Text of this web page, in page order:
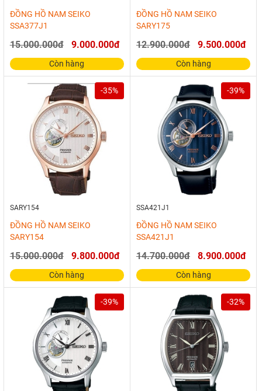
ĐỒNG HỒ NAM SEIKO
SSA377J1
15.000.000đ 9.000.000đ
Còn hàng
ĐỒNG HỒ NAM SEIKO
SARY175
12.900.000đ 9.500.000đ
Còn hàng
-35%
SARY154
ĐỒNG HỒ NAM SEIKO
SARY154
15.000.000đ 9.800.000đ
Còn hàng
-39%
SSA421J1
ĐỒNG HỒ NAM SEIKO
SSA421J1
14.700.000đ 8.900.000đ
Còn hàng
-39% -32%